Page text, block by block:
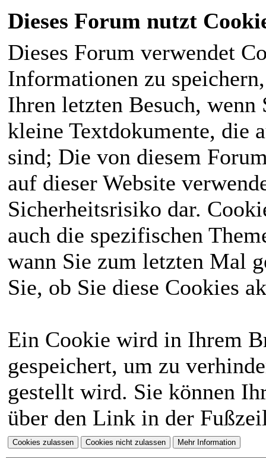
Dieses Forum nutzt
Dieses Forum verwendet
Informationen zu
Ihren letzten Besuch,
kleine Textdokumente, die
sind; Die von diesem
auf dieser Website
Sicherheitsrisiko dar.
auch die spezifischen
wann Sie zum letzten Mal
Sie, ob Sie diese Cookies
Ein Cookie wird in Ihrem
gespeichert, um zu
gestellt wird. Sie können
über den Link in der